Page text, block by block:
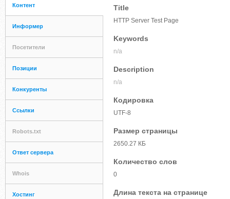
Контент
Информер
Посетители
Позиции
Конкуренты
Ссылки
Robots.txt
Ответ сервера
Whois
Хостинг
Title
HTTP Server Test Page
Keywords
n/a
Description
n/a
Кодировка
UTF-8
Размер страницы
2650.27 КБ
Количество слов
0
Длина текста на странице